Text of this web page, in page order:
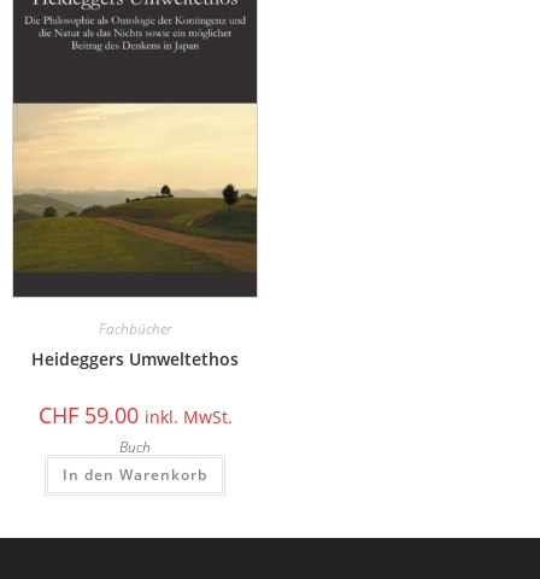
Fachbücher
Heideggers Umweltethos
CHF59.00 inkl. MwSt.
Buch
In den Warenkorb